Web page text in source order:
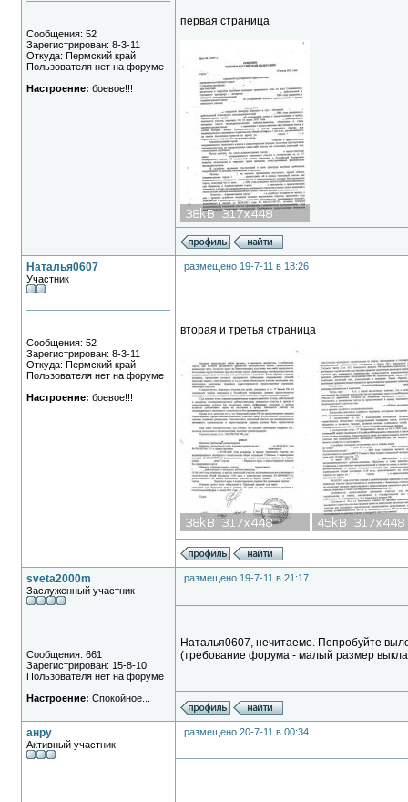
Сообщения: 52
Зарегистрирован: 8-3-11
Откуда: Пермский край
Пользователя нет на форуме
Настроение: боевое!!!
первая страница
Наталья0607
Участник
Сообщения: 52
Зарегистрирован: 8-3-11
Откуда: Пермский край
Пользователя нет на форуме
Настроение: боевое!!!
размещено 19-7-11 в 18:26
вторая и третья страница
sveta2000m
Заслуженный участник
Сообщения: 661
Зарегистрирован: 15-8-10
Пользователя нет на форуме
Настроение: Спокойное...
размещено 19-7-11 в 21:17
Наталья0607, нечитаемо. Попробуйте
(требование форума - малый размер
анру
Активный участник
размещено 20-7-11 в 00:34